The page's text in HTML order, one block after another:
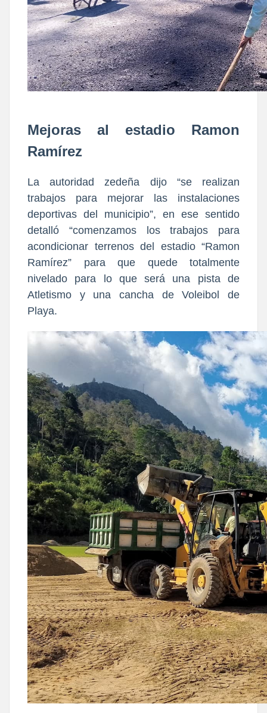
Mejoras al estadio Ramon
Ramírez
La autoridad zedeña dijo “se realizan
trabajos para mejorar las instalaciones
deportivas del municipio”, en ese sentido
detalló “comenzamos los trabajos para
acondicionar terrenos del estadio “Ramon
Ramírez” para que quede totalmente
nivelado para lo que será una pista de
Atletismo y una cancha de Voleibol de
Playa.